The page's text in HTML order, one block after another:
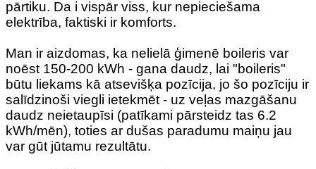
pārtiku. Da i vispār viss, kur nepieciešama
elektrība, faktiski ir komforts.
Man ir aizdomas, ka nelielā ģimenē boileris var
noēst 150-200 kWh - gana daudz, lai "boileris"
būtu liekams kā atsevišķa pozīcija, jo šo pozīciju ir
salīdzinoši viegli ietekmēt - uz veļas mazgāšanu
daudz neietaupīsi (patīkami pārsteidz tas 6.2
kWh/mēn), toties ar dušas paradumu maiņu jau
var gūt jūtamu rezultātu.